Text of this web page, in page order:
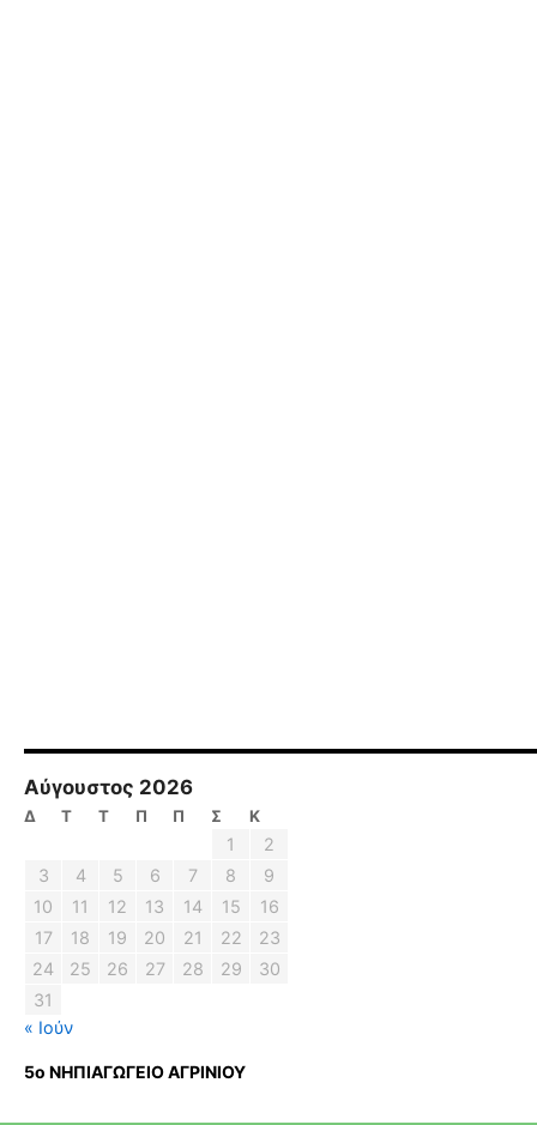
Αύγουστος 2026
Δ Τ Τ Π Π Σ Κ
1
2
3
4 5 6 7 8
9
10
11 12 13 14 15
16
17
18 19 20 21 22
23
24
25 26 27 28 29
30
31
« Ιούν
5ο ΝΗΠΙΑΓΩΓΕΙΟ ΑΓΡΙΝΙΟΥ